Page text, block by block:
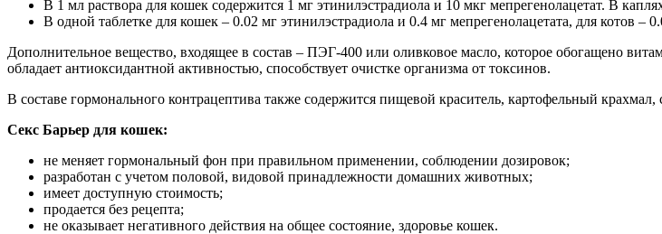
В 1 мл раствора для кошек содержится 1 мг этинилэстрадиола и 10 мкг мепрегенолацетат. В
В одной таблетке для кошек – 0.02 мг этинилэстрадиола и 0.4 мг мепрегенолацетата, для котов –
Дополнительное вещество, входящее в состав – ПЭГ-400 или оливковое масло, которое обогащено
обладает антиоксидантной активностью, способствует очистке организма от токсинов.
В составе гормонального контрацептива также содержится пищевой краситель, картофельный
Секс Барьер для кошек:
не меняет гормональный фон при правильном применении, соблюдении дозировок;
разработан с учетом половой, видовой принадлежности домашних животных;
имеет доступную стоимость;
продается без рецепта;
не оказывает негативного действия на общее состояние, здоровье кошек.